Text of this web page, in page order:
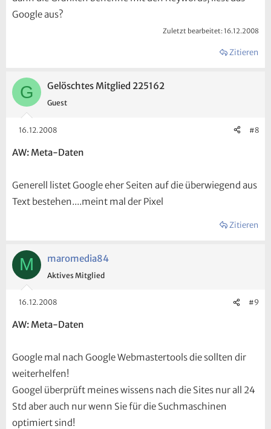
Google aus?
Zuletzt bearbeitet:16.12.2008
Zitieren
G Gelöschtes Mitglied 225162
Guest
16.12.2008 #8
AW: Meta-Daten
Generell listet Google eher Seiten auf die überwiegend aus
Text bestehen....meint mal der Pixel
Zitieren
M maromedia84
Aktives Mitglied
16.12.2008 #9
AW: Meta-Daten
Google mal nach Google Webmastertools die sollten dir
weiterhelfen!
Googel überprüft meines wissens nach die Sites nur all 24
Std aber auch nur wenn Sie für die Suchmaschinen
optimiert sind!